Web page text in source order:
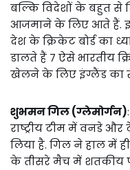
बल्कि विदेशों के बहुत से
आजमाने के लिए आते हैं.
देश के क्रिकेट बोर्ड का
डालते हैं 7 ऐसे भारतीय
खेलने के लिए इंग्लैंड का
शुभमन गिल (ग्लेमोर्गन)
राष्ट्रीय टीम में वनडे
लिया है. गिल ने हाल में
के तीसरे मैच में शतकीय